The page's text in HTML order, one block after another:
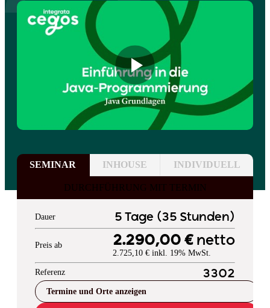
SEMINAR INHOUSE INDIVIDUELL
DURCHFÜHRUNG MIT TERMIN
Dauer 5 Tage (35 Stunden)
Preis ab 2.290,00 € netto
2.725,10 € inkl. 19% MwSt.
Referenz 3302
Termine und Orte anzeigen